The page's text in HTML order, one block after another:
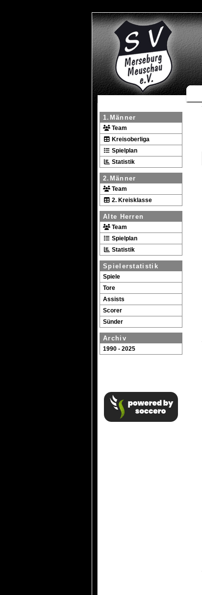
1.Männer
Team
Kreisoberliga
Spielplan
Statistik
2.Männer
Team
2. Kreisklasse
Alte Herren
Team
Spielplan
Statistik
Spielerstatistik
Spiele
Tore
Assists
Scorer
Sünder
Archiv
1990 - 2025